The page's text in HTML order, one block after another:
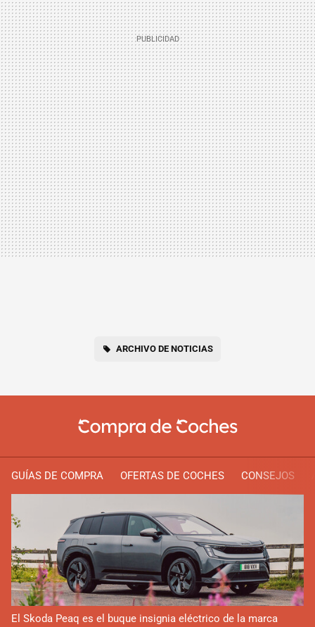
ARCHIVO DE NOTICIAS
GUÍAS DE COMPRA OFERTAS DE COCHES CONSEJOS
El Skoda Peaq es el buque insignia eléctrico de la marca